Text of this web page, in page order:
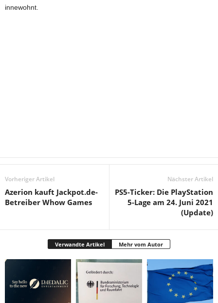
innewohnt.
Vorheriger Artikel
Azerion kauft Jackpot.de-
Betreiber Whow Games
Nächster Artikel
PS5-Ticker: Die PlayStation
5-Lage am 24. Juni 2021
(Update)
Verwandte Artikel Mehr vom Autor